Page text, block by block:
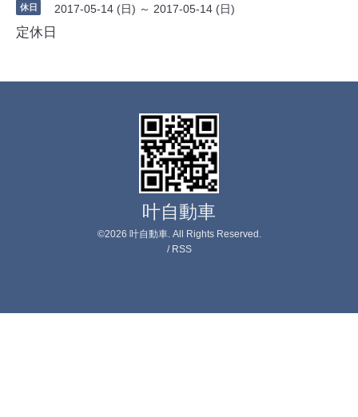
休日 2017-05-14 (日) ～ 2017-05-14 (日)
定休日
叶自動車
©2026 叶自動車. All Rights Reserved.
/ RSS